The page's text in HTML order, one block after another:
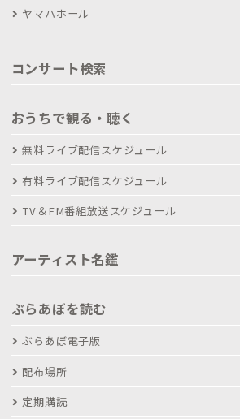
ヤマハホール
コンサート検索
おうちで観る・聴く
無料ライブ配信スケジュール
有料ライブ配信スケジュール
TV＆FM番組放送スケジュール
アーティスト名鑑
ぶらあぼを読む
ぶらあぼ電子版
配布場所
定期購読